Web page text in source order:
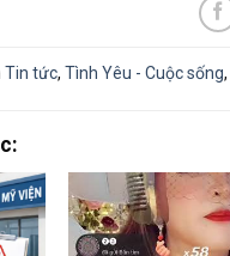
Tin tức, Tình Yêu - Cuộc sống,